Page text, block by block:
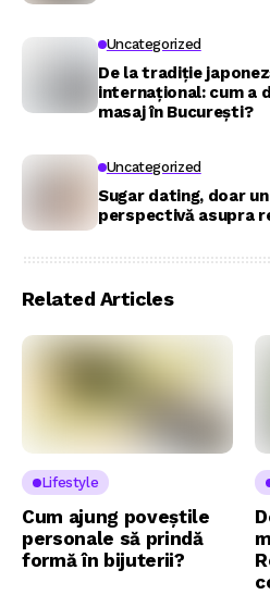
Uncategorized
De la tradiție
internațional: cum a
masaj în București?
Uncategorized
Sugar dating, doar
perspectivă asupra
Related Articles
Lifestyle
Cum ajung poveștile
personale să prindă
formă în bijuterii?